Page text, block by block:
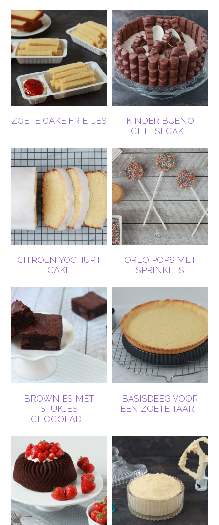
ZOETE CAKE FRIETJES
KINDER BUENO
CHEESECAKE
CITROEN YOGHURT
CAKE
OREO POPS MET
SPRINKLES
BROWNIES MET
STUKJES
CHOCOLADE
BASISDEEG VOOR
EEN ZOETE TAART